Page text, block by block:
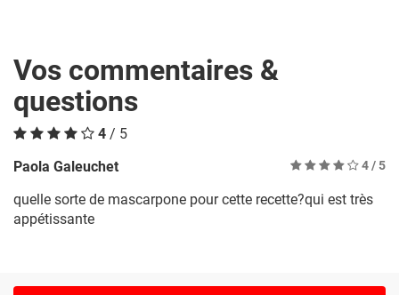
Vos commentaires &
questions
4 / 5
Paola Galeuchet
4/ 5
quelle sorte de mascarpone pour cette recette?qui est très
appétissante